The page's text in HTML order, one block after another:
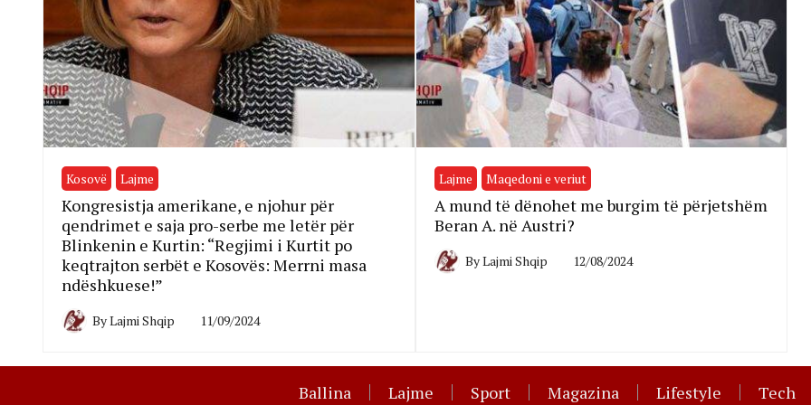
Kosovë Lajme
Kongresistja amerikane, e njohur për
qendrimet e saja pro-serbe me letër për
Blinkenin e Kurtin: “Regjimi i Kurtit po
keqtrajton serbët e Kosovës: Merrni masa
ndëshkuese!”
ByLajmi Shqip 11/09/2024
Lajme Maqedoni e veriut
A mund të dënohet me burgim të përjetshëm
Beran A. në Austri?
ByLajmi Shqip 12/08/2024
Ballina Lajme Sport Magazina Lifestyle Tech